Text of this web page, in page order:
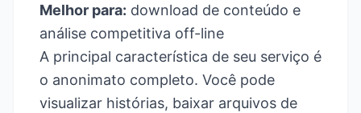
Melhor para: download de conteúdo e
análise competitiva off-line
A principal característica de seu serviço é
o anonimato completo. Você pode
visualizar histórias, baixar arquivos de